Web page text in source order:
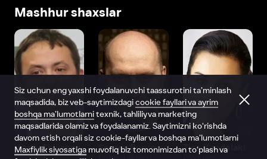
Mashhur shaxslar
Vitaliy Shlyappo Sergey Burunov Tina Kandelaki
Siz uchun eng yaxshi foydalanuvchi taassurotini ta’minlash
maqsadida, biz veb-saytimizdagicookie fayllari va ayrim
boshqa ma’lumotlarnitexnik, tahliliy va marketing
maqsadlarida olamiz va foydalanamiz. Saytimizni ko‘rishda
davom etish orqali siz cookie-fayllar va boshqa ma’lumotlarni
Maxfiylik siyosatiga muvofiq biz tomonimizdan to‘plash va